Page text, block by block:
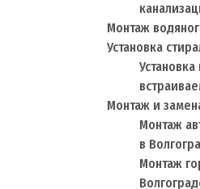
Монтаж
Установка
Монтаж и
Монтаж
в
Монтаж